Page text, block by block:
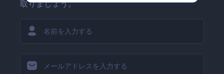
取りましょう。